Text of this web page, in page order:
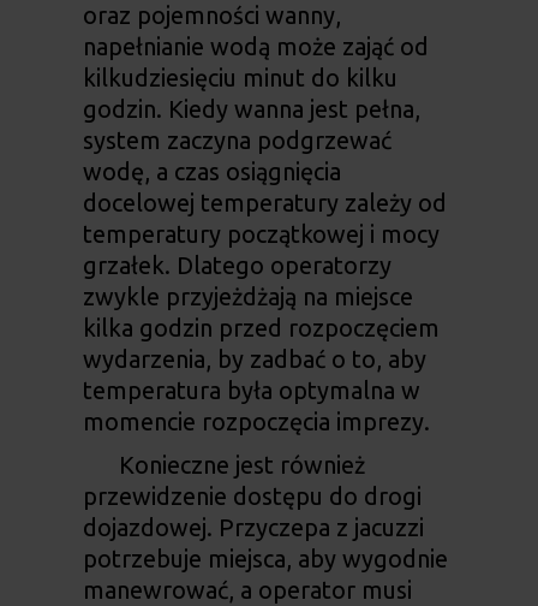
oraz pojemności wanny,
napełnianie wodą może zająć od
kilkudziesięciu minut do kilku
godzin. Kiedy wanna jest pełna,
system zaczyna podgrzewać
wodę, a czas osiągnięcia
docelowej temperatury zależy od
temperatury początkowej i mocy
grzałek. Dlatego operatorzy
zwykle przyjeżdżają na miejsce
kilka godzin przed rozpoczęciem
wydarzenia, by zadbać o to, aby
temperatura była optymalna w
momencie rozpoczęcia imprezy.
Konieczne jest również
przewidzenie dostępu do drogi
dojazdowej. Przyczepa z jacuzzi
potrzebuje miejsca, aby wygodnie
manewrować, a operator musi